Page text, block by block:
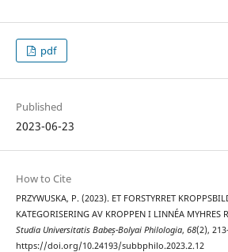
pdf
Published
2023-06-23
How to Cite
PRZYWUSKA, P. (2023). ET FORSTYRRET
KATEGORISERING AV KROPPEN I LINNÉA
Studia Universitatis Babeș-Bolyai Philologia, 68(2),
https://doi.org/10.24193/subbphilo.2023.2.12